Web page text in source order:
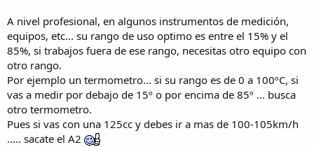
A nivel profesional, en algunos instrumentos de medición,
equipos, etc... su rango de uso optimo es entre el 15% y el
85%, si trabajos fuera de ese rango, necesitas otro equipo con
otro rango.
Por ejemplo un termometro... si su rango es de 0 a 100ºC, si
vas a medir por debajo de 15º o por encima de 85º ... busca
otro termometro.
Pues si vas con una 125cc y debes ir a mas de 100-105km/h
..... sacate el A2